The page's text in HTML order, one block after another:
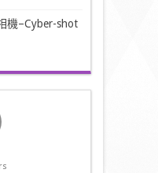
機–Cyber-shot